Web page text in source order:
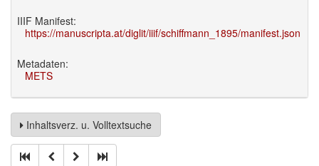
IIIF Manifest:
https://manuscripta.at/diglit/iiif/schiffmann_1895/manifest.json
Metadaten:
METS
Inhaltsverz. u. Volltextsuche